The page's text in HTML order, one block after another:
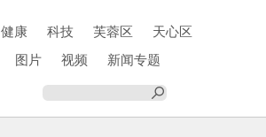
健康 科技 芙蓉区
天心区
图片 视频
新闻专题